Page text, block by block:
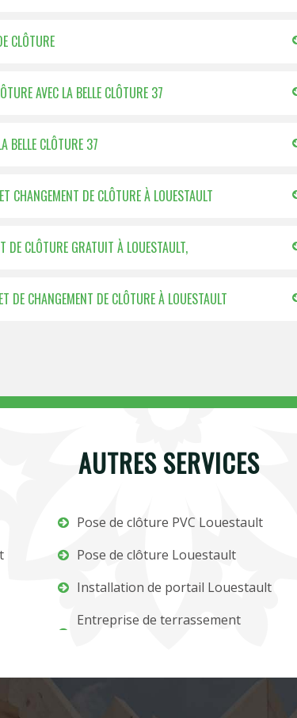
CLÔTURE
AVEC LA BELLE CLÔTURE 37
BELLE CLÔTURE 37
CHANGEMENT DE CLÔTURE À LOUESTAULT
DE CLÔTURE GRATUIT À LOUESTAULT,
DE CHANGEMENT DE CLÔTURE À LOUESTAULT
AUTRES SERVICES
Pose de clôture PVC Louestault
Pose de clôture Louestault
Installation de portail Louestault
Entreprise de terrassement